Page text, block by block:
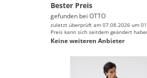
Bester Preis
gefunden bei OTTO
zuletzt überprüft am 07.08.2026 um
Preis kann sich seitdem geändert
Keine weiteren Anbieter